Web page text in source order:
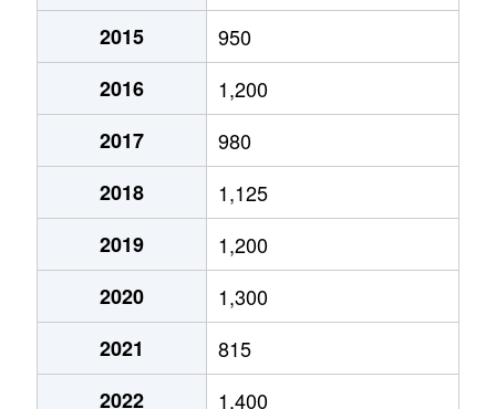
2015
950
2016
1,200
2017
980
2018
1,125
2019
1,200
2020
1,300
2021
815
2022
1,400